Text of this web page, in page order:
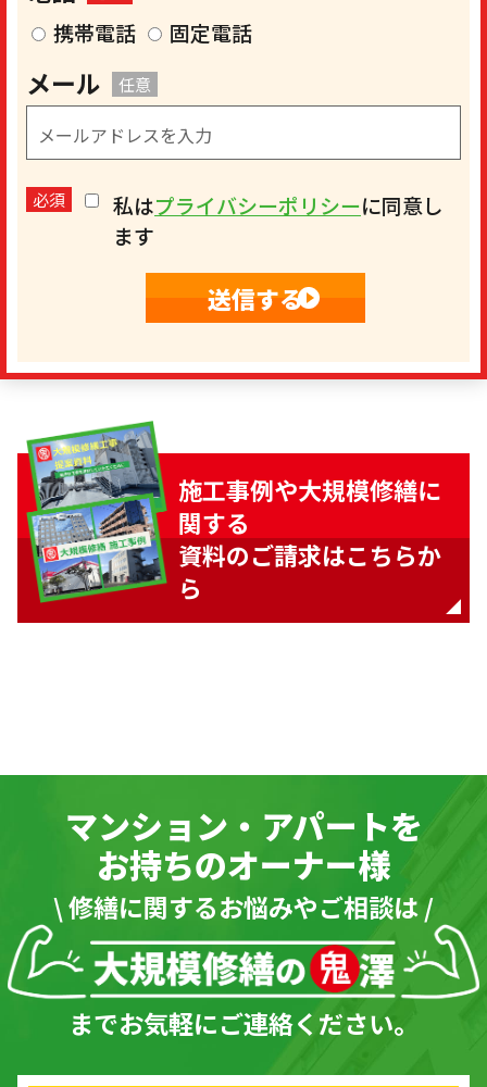
携帯電話 固定電話
メール 任意
必須 私はプライバシーポリシーに同意し
ます
施工事例や大規模修繕に
関する
資料のご請求はこちらか
ら
マンション・アパートを
お持ちのオーナー様
\ 修繕に関するお悩みやご相談は /
までお気軽にご連絡ください。